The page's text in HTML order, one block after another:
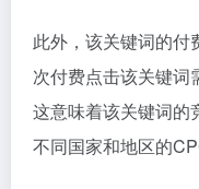
此外，该关键词的
次付费点击该关键词
这意味着该关键词的
不同国家和地区的